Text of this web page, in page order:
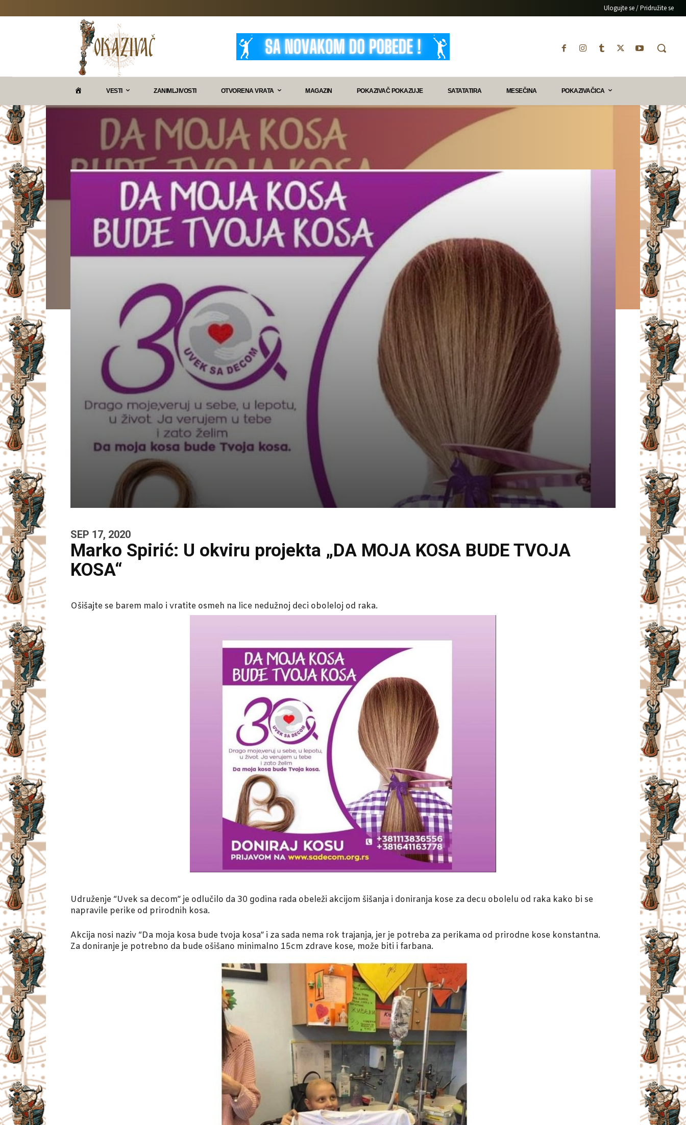
Ulogujte se / Pridružite se
A
V
VESTI ZANIMLJIVOSTI OTVORENA VRATA MAGAZIN POKAZIVAČ POKAZUJE SATATATIRA MESEČINA POKAZIVAČICA
SEP 17, 2020
Marko Spirić: U okviru projekta „DA MOJA KOSA BUDE TVOJA
KOSA“
Ošišajte se barem malo i vratite osmeh na lice nedužnoj deci oboleloj od raka.
Udruženje “Uvek sa decom” je odlučilo da 30 godina rada obeleži akcijom šišanja i doniranja kose za decu obolelu od raka kako bi se
napravile perike od prirodnih kosa.
Akcija nosi naziv “Da moja kosa bude tvoja kosa” i za sada nema rok trajanja, jer je potreba za perikama od prirodne kose konstantna.
Za doniranje je potrebno da bude ošišano minimalno 15cm zdrave kose, može biti i farbana.